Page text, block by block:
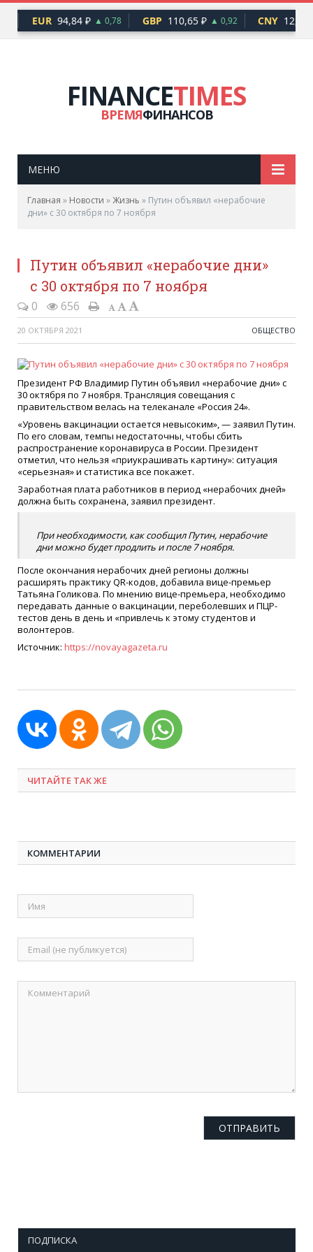
EUR 94,84 ₽ ▲ 0,78 GBP 110,65 ₽ ▲ 0,92 CNY 12,17
FINANCETIMES
ВРЕМЯФИНАНСОВ
МЕНЮ
Главная » Новости »Жизнь » Путин объявил «нерабочие
дни» с 30 октября по 7 ноября
Путин объявил «нерабочие дни»
с 30 октября по 7 ноября
0 656
20 ОКТЯБРЯ 2021 ОБЩЕСТВО
Президент РФ Владимир Путин объявил «нерабочие дни» с
30 октября по 7 ноября. Трансляция совещания с
правительством велась на телеканале «Россия 24».
«Уровень вакцинации остается невысоким», — заявил Путин.
По его словам, темпы недостаточны, чтобы сбить
распространение коронавируса в России. Президент
отметил, что нельзя «приукрашивать картину»: ситуация
«серьезная» и статистика все покажет.
Заработная плата работников в период «нерабочих дней»
должна быть сохранена, заявил президент.
При необходимости, как сообщил Путин, нерабочие
дни можно будет продлить и после 7 ноября.
После окончания нерабочих дней регионы должны
расширять практику QR-кодов, добавила вице-премьер
Татьяна Голикова. По мнению вице-премьера, необходимо
передавать данные о вакцинации, переболевших и ПЦР-
тестов день в день и «привлечь к этому студентов и
волонтеров.
Источник: https://novayagazeta.ru
ЧИТАЙТЕ ТАК ЖЕ
КОММЕНТАРИИ
ПОДПИСКА